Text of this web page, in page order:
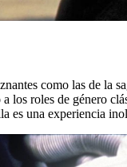
como las de
los roles de género
es una experiencia